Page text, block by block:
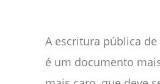
A escritura pública
é um documento